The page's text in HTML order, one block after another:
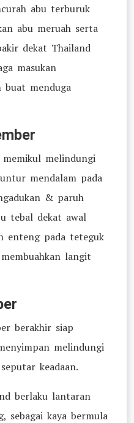
abu terburuk
abu meruah serta
dekat Thailand
masukan
buat menduga
melindungi
mendalam pada
& paruh
tebal dekat awal
enteng pada teteguk
langit
berakhir siap
melindungi
keadaan.
berlaku lantaran
sebagai kaya bermula